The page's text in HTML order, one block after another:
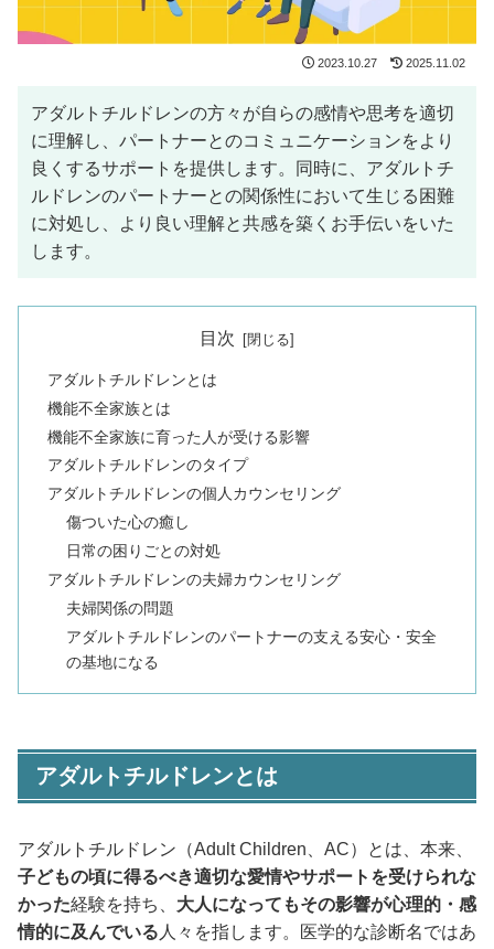
2023.10.27 2025.11.02
アダルトチルドレンの方々が自らの感情や思考を適切
に理解し、パートナーとのコミュニケーションをより
良くするサポートを提供します。同時に、アダルトチ
ルドレンのパートナーとの関係性において生じる困難
に対処し、より良い理解と共感を築くお手伝いをいた
します。
目次
アダルトチルドレンとは
機能不全家族とは
機能不全家族に育った人が受ける影響
アダルトチルドレンのタイプ
アダルトチルドレンの個人カウンセリング
傷ついた心の癒し
日常の困りごとの対処
アダルトチルドレンの夫婦カウンセリング
夫婦関係の問題
アダルトチルドレンのパートナーの支える安心・安全
の基地になる
アダルトチルドレンとは
アダルトチルドレン（Adult Children、AC）とは、本来、
子どもの頃に得るべき適切な愛情やサポートを受けられな
かった経験を持ち、 大人になってもその影響が心理的・感
情的に及んでいる 人々を指します。医学的な診断名ではあ